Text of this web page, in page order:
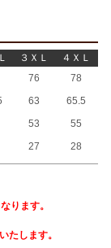
３ＸＬ
４ＸＬ
76
78
63
65.5
53
55
27 28
ります。
たします。